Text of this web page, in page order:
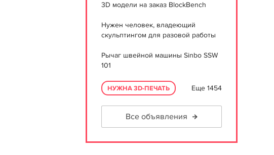
3D модели на заказ BlockBench
Нужен человек, владеющий
скульптингом для разовой работы
Рычаг швейной машины Sinbo SSW
101
НУЖНА 3D-ПЕЧАТЬ Еще 1454
Все объявления